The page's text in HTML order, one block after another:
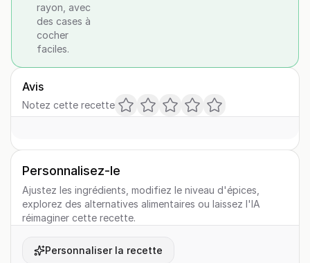
rayon, avec
des cases à
cocher
faciles.
Avis
Notez cette recette
Personnalisez-le
Ajustez les ingrédients, modifiez le niveau d'épices,
explorez des alternatives alimentaires ou laissez l'IA
réimaginer cette recette.
Personnaliser la recette